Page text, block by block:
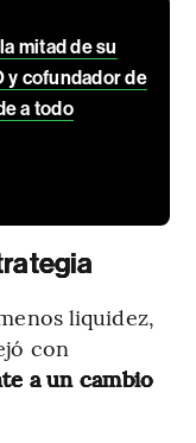
mitad de su
y cofundador de
a todo
liquidez,
con
a un cambio